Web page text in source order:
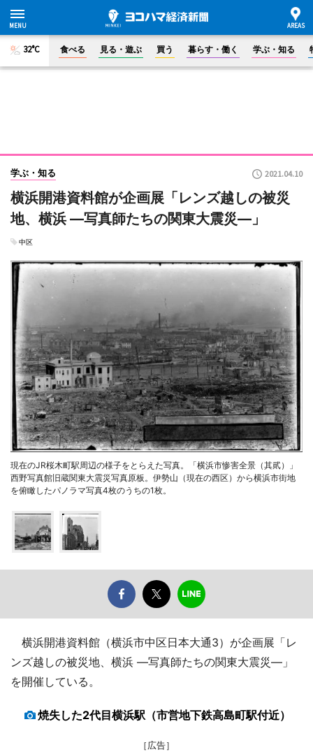
32°C 食べる 見る・遊ぶ 買う 暮らす・働く 学ぶ・知る
学ぶ・知る 2021.04.10
横浜開港資料館が企画展「レンズ越しの被災
地、横浜 ―写真師たちの関東大震災―」
中区
現在のJR桜木町駅周辺の様子をとらえた写真。「横浜市惨害全景（其貮）」
西野写真館旧蔵関東大震災写真原板。伊勢山（現在の西区）から横浜市街地
を俯瞰したパノラマ写真4枚のうちの1枚。
横浜開港資料館（横浜市中区日本大通3）が企画展「レ
ンズ越しの被災地、横浜 ―写真師たちの関東大震災―」
を開催している。
焼失した2代目横浜駅（市営地下鉄高島町駅付近）
［広告］